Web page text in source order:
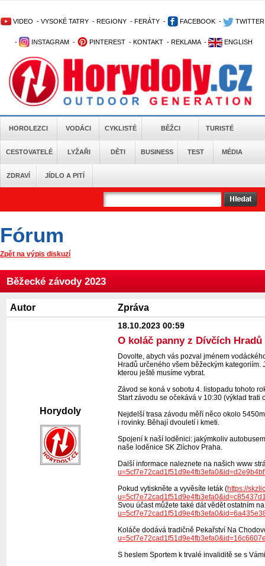
VIDEO - VYSOKÉ TATRY - REGIONY - FERÁTY - FACEBOOK - TWITTER
- INSTAGRAM - PINTEREST - KONTAKT - REKLAMA - ENGLISH
HOROLEZCI VODÁCI CYKLISTÉ BĚŽCI TURISTÉ
CESTOVATELÉ LYŽAŘI DĚTI BUSINESS TEST MÉDIA
ZDRAVÍ JÍDLO A PITÍ
Fórum
Zpět na výpis diskuzí
Běžecké závody 2023
Autor Zpráva
Horydoly
18.10.2023 00:59
O koláč panny z Dívčích Hradů
Dovolte, abych vás pozval jménem
Hradů určeného všem běžeckým
kterou ještě musíme vybrat.
Závod se koná v sobotu 4. listopadu tohoto
Start závodu se očekává v 10:30 (výklad
Nejdelší trasa závodu měří něco okolo
i rovinky. Běhají dvouletí i kmeti.
Spojení k naší loděnici: jakýmkoliv
naše loděnice SK Zlíchov Praha.
Další informace naleznete na našich www
Pokud vytiskněte a vyvěsíte leták (https://
Svou účast můžete také dát vědět ostatním
Koláče dodává tradičně Pekařství Na
S heslem Sportem k trvalé invaliditě se s